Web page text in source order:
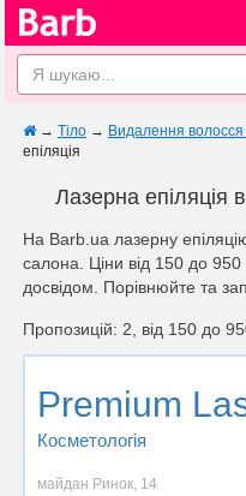
→ Тіло → Видалення
епіляція
Лазерна епіляція
На Barb.ua лазерну
салона. Ціни від 150 до 950
досвідом. Порівнюйте та
Пропозицій: 2, від 150 до
Premium
Косметологія
майдан Ринок, 14